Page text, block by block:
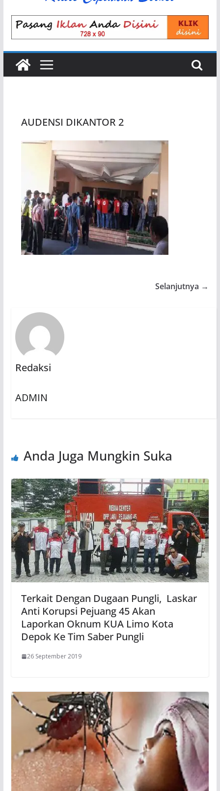
AUDENSI DIKANTOR 2
Selanjutnya →
Redaksi
ADMIN
Anda Juga Mungkin Suka
Terkait Dengan Dugaan Pungli, Laskar
Anti Korupsi Pejuang 45 Akan
Laporkan Oknum KUA Limo Kota
Depok Ke Tim Saber Pungli
26 September 2019